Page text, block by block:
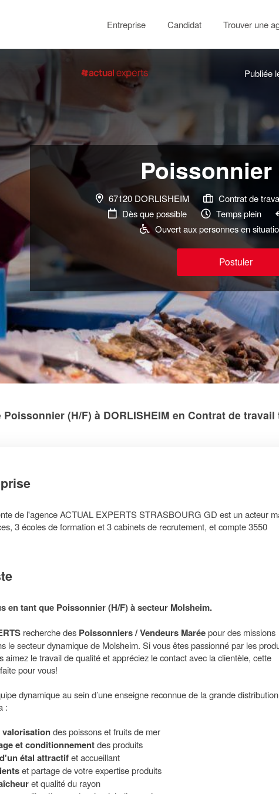
Entreprise Candidat Trouver une
Publiée
Poissonnier
67120 DORLISHEIM
Contrat de
Dès que possible
Temps plein
Ouvert aux personnes en
Postuler
Poissonnier (H/F) à DORLISHEIM en Contrat de
de l'agence ACTUAL EXPERTS STRASBOURG GD est un acteur
3 écoles de formation et 3 cabinets de recrutement, et compte 3550
en tant que Poissonnier (H/F) à secteur Molsheim.
recherche des Poissonniers / Vendeurs Maréepour des missions
le secteur dynamique de Molsheim. Si vous êtes passionné par les
aimez le travail de qualité et appréciez le contact avec la clientèle, cette
pour vous!
dynamique au sein d’une enseigne reconnue de la grande
:
valorisationdes poissons et fruits de mer
et conditionnementdes produits
étal attractifet accueillant
et partage de votre expertise produits
et qualité du rayon